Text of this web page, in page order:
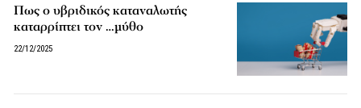
Πως ο υβριδικός καταναλωτής
καταρρίπτει τον …μύθο
22/12/2025